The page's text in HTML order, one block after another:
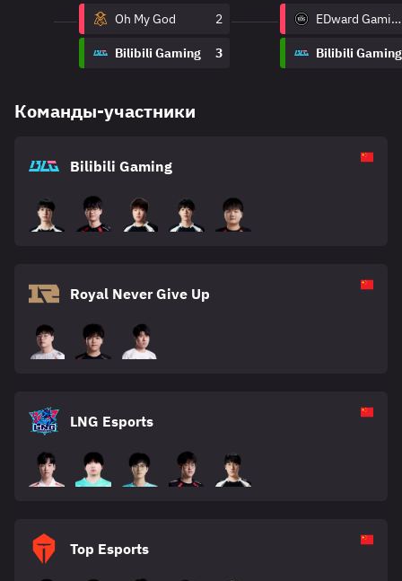
Oh My God
2
Bilibili Gaming 3
EDward Gaming
Bilibili Gaming
Команды-участники
Bilibili Gaming
Royal Never Give Up
LNG Esports
Top Esports